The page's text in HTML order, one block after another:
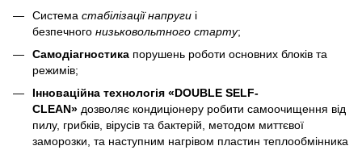
Система стабілізації напруги і
безпечного низьковольтного старту;
Самодіагностика порушень роботи основних блоків та
режимів;
Інноваційна технологія «DOUBLE SELF-
CLEAN» дозволяє кондиціонеру робити самоочищення від
пилу, грибків, вірусів та бактерій, методом миттєвої
заморозки, та наступним нагрівом пластин теплообмінника